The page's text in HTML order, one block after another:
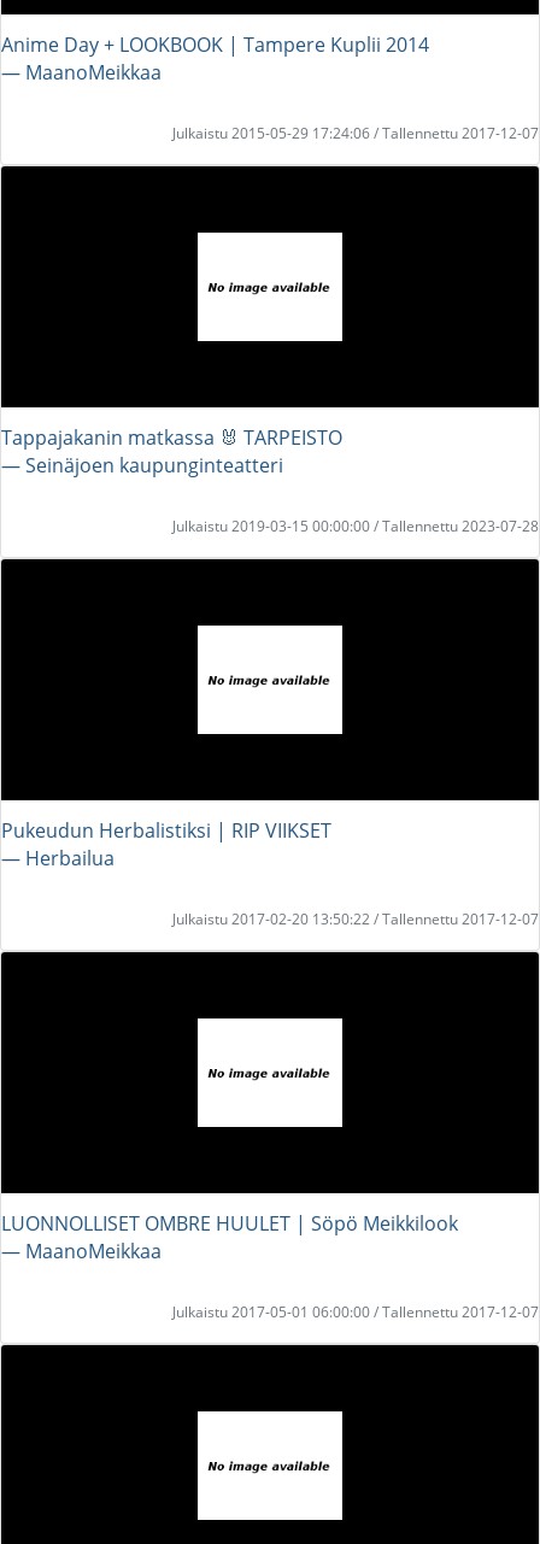
Anime Day + LOOKBOOK | Tampere Kuplii 2014
― MaanoMeikkaa
Julkaistu 2015-05-29 17:24:06 / Tallennettu 2017-12-07
Tappajakanin matkassa 🐰 TARPEISTO
― Seinäjoen kaupunginteatteri
Julkaistu 2019-03-15 00:00:00 / Tallennettu 2023-07-28
Pukeudun Herbalistiksi | RIP VIIKSET
― Herbailua
Julkaistu 2017-02-20 13:50:22 / Tallennettu 2017-12-07
LUONNOLLISET OMBRE HUULET | Söpö Meikkilook
― MaanoMeikkaa
Julkaistu 2017-05-01 06:00:00 / Tallennettu 2017-12-07